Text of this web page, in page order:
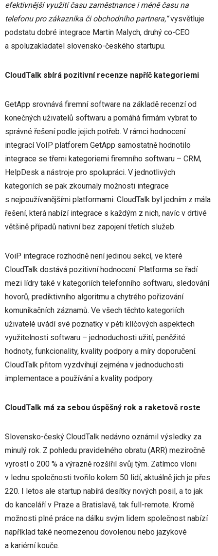
efektivnější využití času zaměstnance i méně času na
telefonu pro zákazníka či obchodního partnera,“vysvětluje
podstatu dobré integrace Martin Malych, druhý co-CEO
a spoluzakladatel slovensko-českého startupu.
CloudTalk sbírá pozitivní recenze napříč kategoriemi
GetApp srovnává firemní software na základě recenzí od
konečných uživatelů softwaru a pomáhá firmám vybrat to
správné řešení podle jejich potřeb. V rámci hodnocení
integrací VoIP platforem GetApp samostatně hodnotilo
integrace se třemi kategoriemi firemního softwaru – CRM,
HelpDesk a nástroje pro spolupráci. V jednotlivých
kategoriích se pak zkoumaly možnosti integrace
s nejpoužívanějšími platformami. CloudTalk byl jedním z mála
řešení, která nabízí integrace s každým z nich, navíc v drtivé
většině případů nativní bez zapojení třetích služeb.
VoiP integrace rozhodně není jedinou sekcí, ve které
CloudTalk dostává pozitivní hodnocení. Platforma se řadí
mezi lídry také v kategoriích telefonního softwaru, sledování
hovorů, prediktivního algoritmu a chytrého pořizování
komunikačních záznamů. Ve všech těchto kategoriích
uživatelé uvádí své poznatky v pěti klíčových aspektech
využitelnosti softwaru – jednoduchosti užití, peněžité
hodnoty, funkcionality, kvality podpory a míry doporučení.
CloudTalk přitom vyzdvihují zejména v jednoduchosti
implementace a používání a kvality podpory.
CloudTalk má za sebou úspěšný rok a raketově roste
Slovensko-český CloudTalk nedávno oznámil výsledky za
minulý rok. Z pohledu pravidelného obratu (ARR) meziročně
vyrostl o 200 % a výrazně rozšířil svůj tým. Zatímco vloni
v lednu společnosti tvořilo kolem 50 lidí, aktuálně jich je přes
220. I letos ale startup nabírá desítky nových posil, a to jak
do kanceláří v Praze a Bratislavě, tak full-remote. Kromě
možnosti plné práce na dálku svým lidem společnost nabízí
například také neomezenou dovolenou nebo jazykové
a kariérní kouče.